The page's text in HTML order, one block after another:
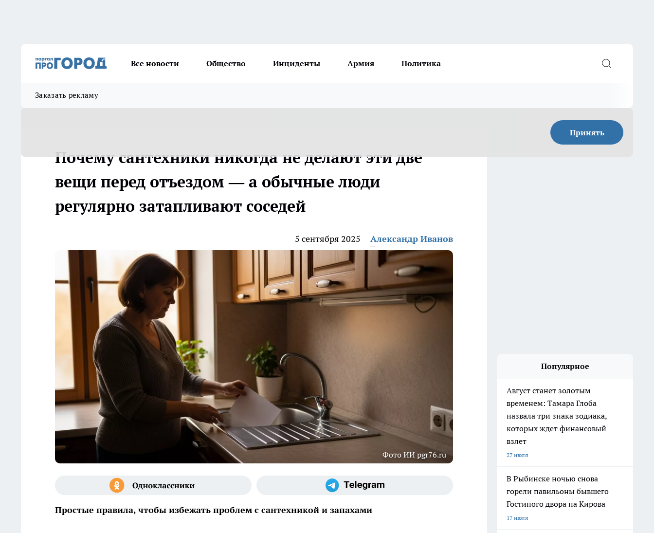
Все новости Общество Инциденты Армия Политика
Заказать рекламу
Принять
Почему сантехники никогда не делают эти две
вещи перед отъездом — а обычные люди
регулярно затапливают соседей
5 сентября 2025 Александр Иванов
Фото ИИ pgr76.ru
Простые правила, чтобы избежать проблем с сантехникой и запахами
Популярное
Август станет золотым
временем: Тамара Глоба
назвала три знака зодиака,
которых ждет финансовый
взлет
27 июля
В Рыбинске ночью снова
горели павильоны бывшего
Гостиного двора на Кирова
17 июля